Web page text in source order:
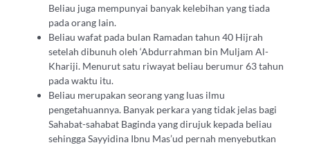
Beliau juga mempunyai banyak kelebihan yang tiada
pada orang lain.
Beliau wafat pada bulan Ramadan tahun 40 Hijrah
setelah dibunuh oleh ‘Abdurrahman bin Muljam Al-
Khariji. Menurut satu riwayat beliau berumur 63 tahun
pada waktu itu.
Beliau merupakan seorang yang luas ilmu
pengetahuannya. Banyak perkara yang tidak jelas bagi
Sahabat-sahabat Baginda yang dirujuk kepada beliau
sehingga Sayyidina Ibnu Mas’ud pernah menyebutkan